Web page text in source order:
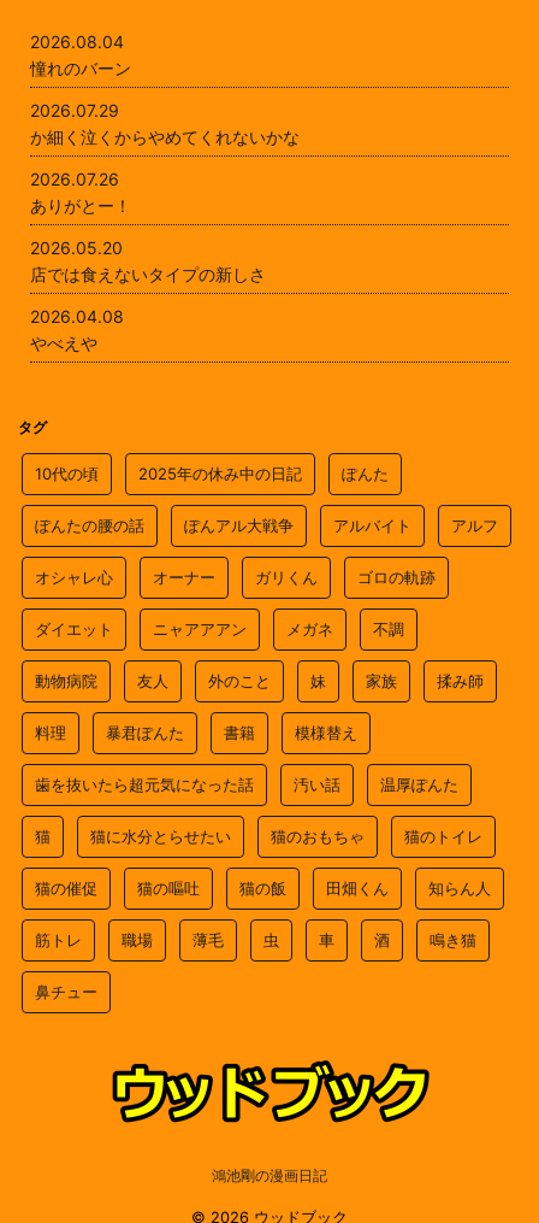
2026.08.04
憧れのバーン
2026.07.29
か細く泣くからやめてくれないかな
2026.07.26
ありがとー！
2026.05.20
店では食えないタイプの新しさ
2026.04.08
やべえや
タグ
10代の頃 2025年の休み中の日記 ぽんた
ぽんたの腰の話 ぽんアル大戦争 アルバイト アルフ
オシャレ心 オーナー ガリくん ゴロの軌跡
ダイエット ニャアアアン メガネ 不調
動物病院 友人 外のこと 妹 家族 揉み師
料理 暴君ぽんた 書籍 模様替え
歯を抜いたら超元気になった話 汚い話 温厚ぽんた
猫 猫に水分とらせたい 猫のおもちゃ 猫のトイレ
猫の催促 猫の嘔吐 猫の飯 田畑くん 知らん人
筋トレ 職場 薄毛 虫 車 酒 鳴き猫
鼻チュー
鴻池剛の漫画日記
© 2026 ウッドブック